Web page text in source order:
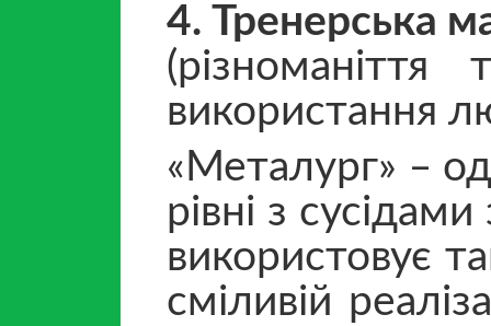
4. Тренерська
використання
«Металург» ‒
рівні з
використовує
сміливій